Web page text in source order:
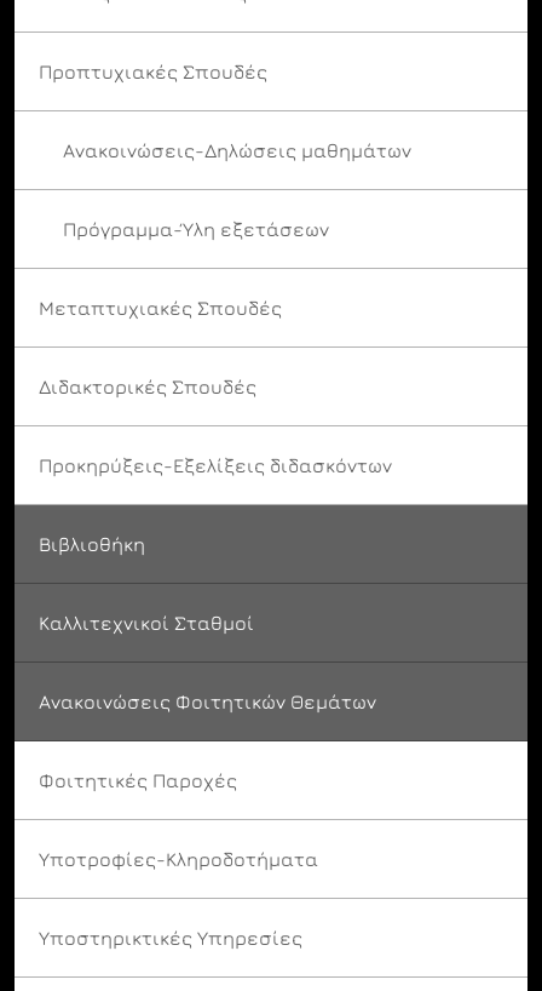
Προπτυχιακές Σπουδές
Ανακοινώσεις-Δηλώσεις μαθημάτων
Πρόγραμμα-Ύλη εξετάσεων
Μεταπτυχιακές Σπουδές
Διδακτορικές Σπουδές
Προκηρύξεις-Εξελίξεις διδασκόντων
Βιβλιοθήκη
Καλλιτεχνικοί Σταθμοί
Ανακοινώσεις Φοιτητικών Θεμάτων
Φοιτητικές Παροχές
Υποτροφίες-Κληροδοτήματα
Υποστηρικτικές Υπηρεσίες